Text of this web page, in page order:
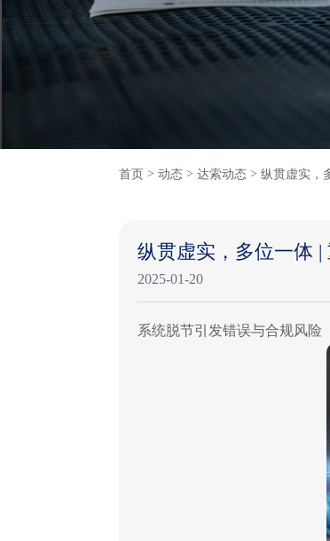
首页 > 动态 > 达索动态 > 纵贯虚实，
纵贯虚实，多位一体
2025-01-20
系统脱节引发错误与合规风险